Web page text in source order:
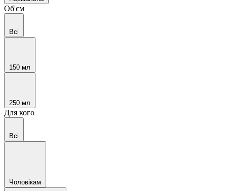
Об'єм
Всі
150 мл
250 мл
Для кого
Всі
Чоловікам